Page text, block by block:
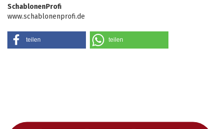
SchablonenProfi
www.schablonenprofi.de
teilen teilen